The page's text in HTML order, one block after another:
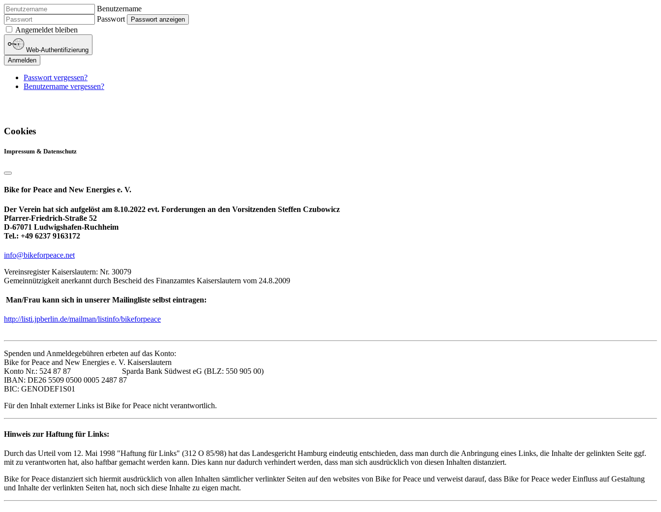
Benutzername
Passwort
Passwort anzeigen
Angemeldet bleiben
Web-Authentifizierung
Anmelden
Passwort vergessen?
Benutzername vergessen?
Cookies
Impressum & Datenschutz
Bike for Peace and New Energies e. V.
Der Verein hat sich aufgelöst am 8.10.2022 evt. Forderungen an den Vorsitzenden Steffen Czubowicz
Pfarrer-Friedrich-Straße 52
D-67071 Ludwigshafen-Ruchheim
Tel.: +49 6237 9163172
info@bikeforpeace.net
Vereinsregister Kaiserslautern: Nr. 30079
Gemeinnützigkeit anerkannt durch Bescheid des Finanzamtes Kaiserslautern vom 24.8.2009
Man/Frau kann sich in unserer Mailingliste selbst eintragen:
http://listi.jpberlin.de/mailman/listinfo/bikeforpeace
Spenden und Anmeldegebühren erbeten auf das Konto:
Bike for Peace and New Energies e. V. Kaiserslautern
Konto Nr.: 524 87 87 Sparda Bank Südwest eG (BLZ: 550 905 00)
IBAN: DE26 5509 0500 0005 2487 87
BIC: GENODEF1S01
Für den Inhalt externer Links ist Bike for Peace nicht verantwortlich.
Hinweis zur Haftung für Links:
Durch das Urteil vom 12. Mai 1998 "Haftung für Links" (312 O 85/98) hat das Landesgericht Hamburg eindeutig entschieden, dass man durch die Anbringung eines Links, die Inhalte der gelinkten Seite ggf.
mit zu verantworten hat, also haftbar gemacht werden kann. Dies kann nur dadurch verhindert werden, dass man sich ausdrücklich von diesen Inhalten distanziert.
Bike for Peace distanziert sich hiermit ausdrücklich von allen Inhalten sämtlicher verlinkter Seiten auf den websites von Bike for Peace und verweist darauf, dass Bike for Peace weder Einfluss auf Gestaltung
und Inhalte der verlinkten Seiten hat, noch sich diese Inhalte zu eigen macht.